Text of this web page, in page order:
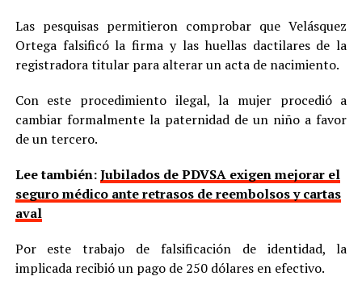
Las pesquisas permitieron comprobar que Velásquez
Ortega falsificó la firma y las huellas dactilares de la
registradora titular para alterar un acta de nacimiento.
Con este procedimiento ilegal, la mujer procedió a
cambiar formalmente la paternidad de un niño a favor
de un tercero.
Lee también:Jubilados de PDVSA exigen mejorar el
seguro médico ante retrasos de reembolsos y cartas
aval
Por este trabajo de falsificación de identidad, la
implicada recibió un pago de 250 dólares en efectivo.